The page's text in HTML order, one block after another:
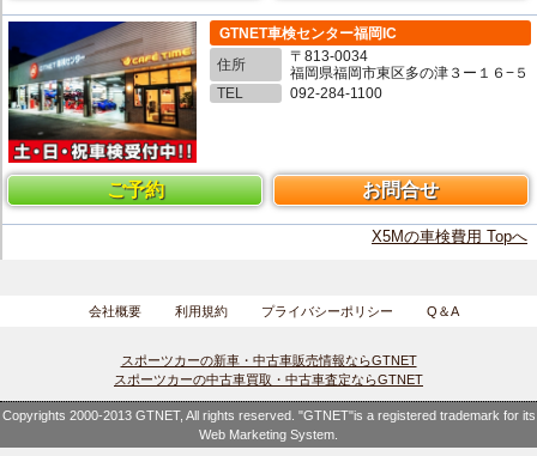
GTNET車検センター福岡IC
住所
〒813-0034
福岡県福岡市東区多の津３ー１６−５
TEL
092-284-1100
ご予約 お問合せ
X5Mの車検費用 Topへ
会社概要 利用規約 プライバシーポリシー Q＆A
スポーツカーの新車・中古車販売情報ならGTNET
スポーツカーの中古車買取・中古車査定ならGTNET
Copyrights 2000-2013 GTNET, All rights reserved. "GTNET"is a registered trademark for its
Web Marketing System.